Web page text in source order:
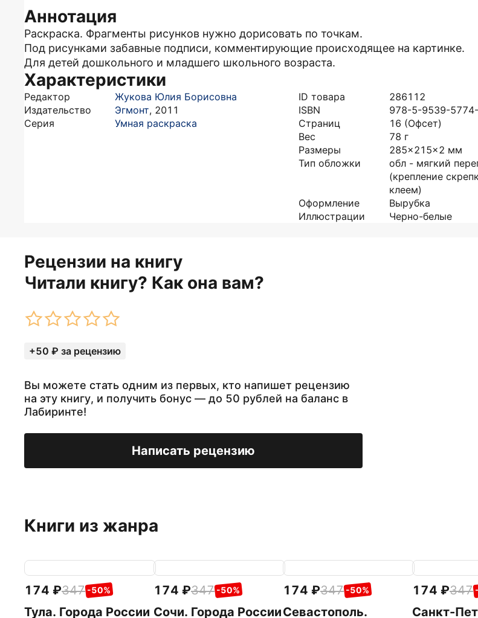
Аннотация
Раскраска. Фрагменты рисунков нужно дорисовать по точкам.
Под рисунками забавные подписи, комментирующие происходящее на картинке.
Для детей дошкольного и младшего школьного возраста.
Характеристики
Редактор
Жукова Юлия Борисовна
Издательство
Эгмонт, 2011
Серия
Умная раскраска
ID товара
286112
ISBN
978-5-9539-
Страниц
16 (Офсет)
Вес
78 г
Размеры
285x215x2 мм
Тип обложки
обл - мягкий
(крепление
клеем)
Оформление
Вырубка
Иллюстрации
Черно-белые
Рецензии на книгу
Читали книгу? Как она вам?
+50 ₽ за рецензию
Вы можете стать одним из первых, кто напишет рецензию
на эту книгу, и получить бонус — до 50 рублей на баланс в
Лабиринте!
Написать рецензию
Книги из жанра
174 347 -50%
Тула. Города России
174 347 -50%
Сочи. Города России
174 347 -50%
Севастополь.
174 347
Санкт-